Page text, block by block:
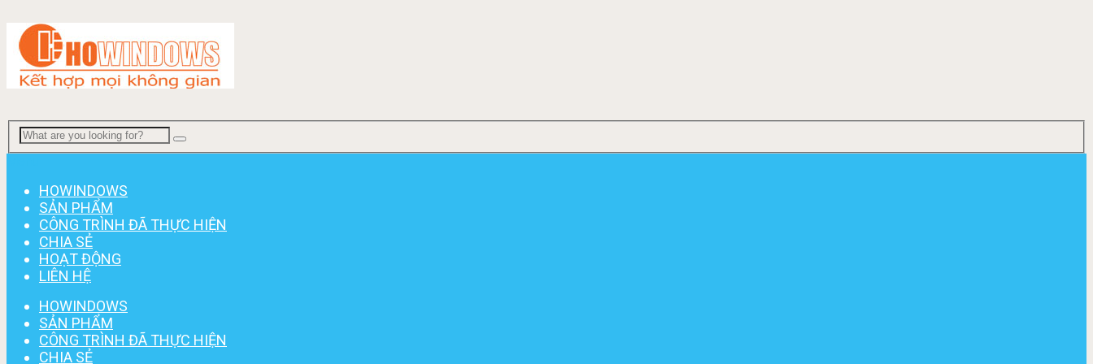
HOWINDOWS
SẢN PHẨM
CÔNG TRÌNH ĐÃ THỰC HIỆN
CHIA SẺ
HOẠT ĐỘNG
LIÊN HỆ
HOWINDOWS
SẢN PHẨM
CÔNG TRÌNH ĐÃ THỰC HIỆN
CHIA SẺ